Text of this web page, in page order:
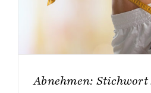
Abnehmen: Stichwort